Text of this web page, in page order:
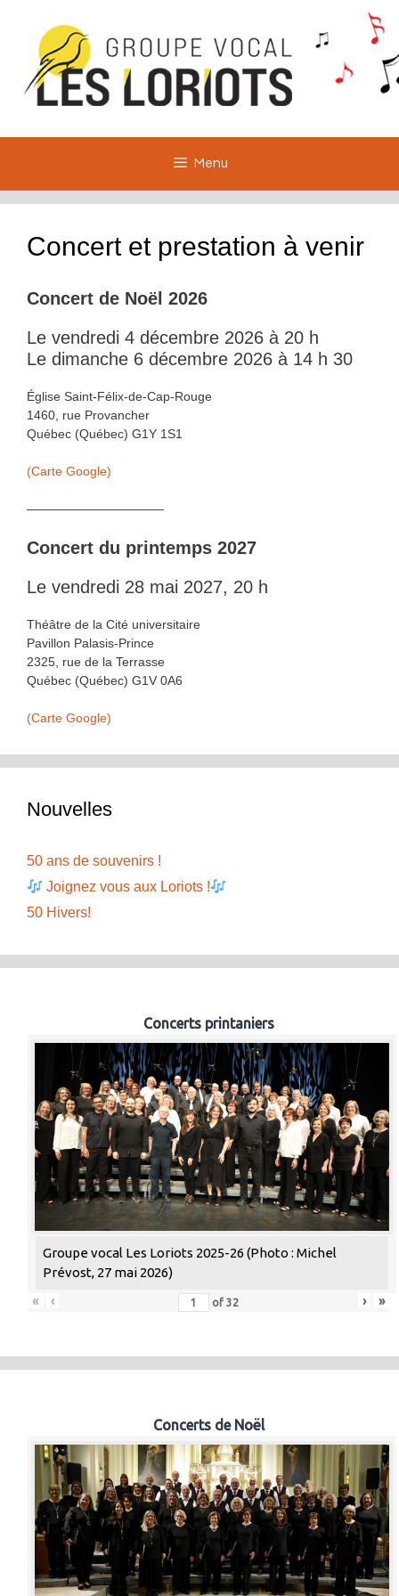
contenu
Menu
Concert et prestation à venir
Concert de Noël 2026
Le vendredi 4 décembre 2026 à 20 h
Le dimanche 6 décembre 2026 à 14 h 30
Église Saint-Félix-de-Cap-Rouge
1460, rue Provancher
Québec (Québec) G1Y 1S1
(Carte Google)
———————————
Concert du printemps 2027
Le vendredi 28 mai 2027, 20 h
Théâtre de la Cité universitaire
Pavillon Palasis-Prince
2325, rue de la Terrasse
Québec (Québec) G1V 0A6
(Carte Google)
Nouvelles
50 ans de souvenirs !
Joignez vous aux Loriots !
50 Hivers!
Concerts printaniers
Groupe vocal Les Loriots 2025-26 (Photo : Michel
Prévost, 27 mai 2026)
«
‹ of 32 › »
Concerts de Noël